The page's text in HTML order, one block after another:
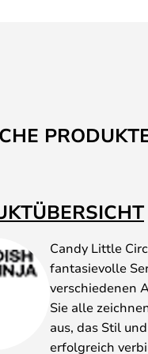
Candy Little
fantasievolle
verschiedenen
Sie alle
aus, das Stil
erfolgreich